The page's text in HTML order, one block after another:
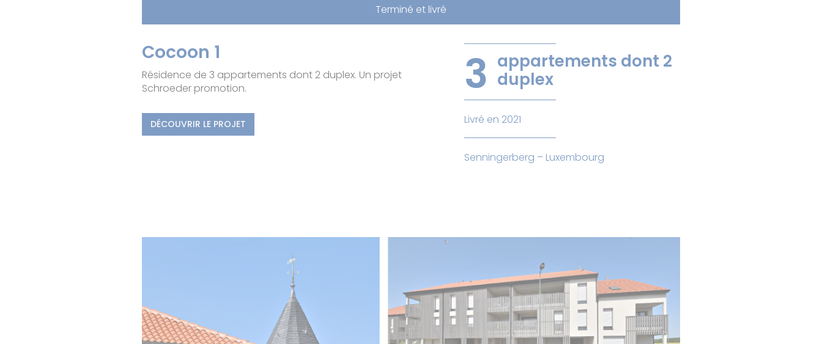
Terminé et livré
Cocoon 1
Résidence de 3 appartements dont 2 duplex. Un projet
Schroeder promotion.
DÉCOUVRIR LE PROJET
3
appartements dont 2
duplex
Livré en 2021
Senningerberg – Luxembourg